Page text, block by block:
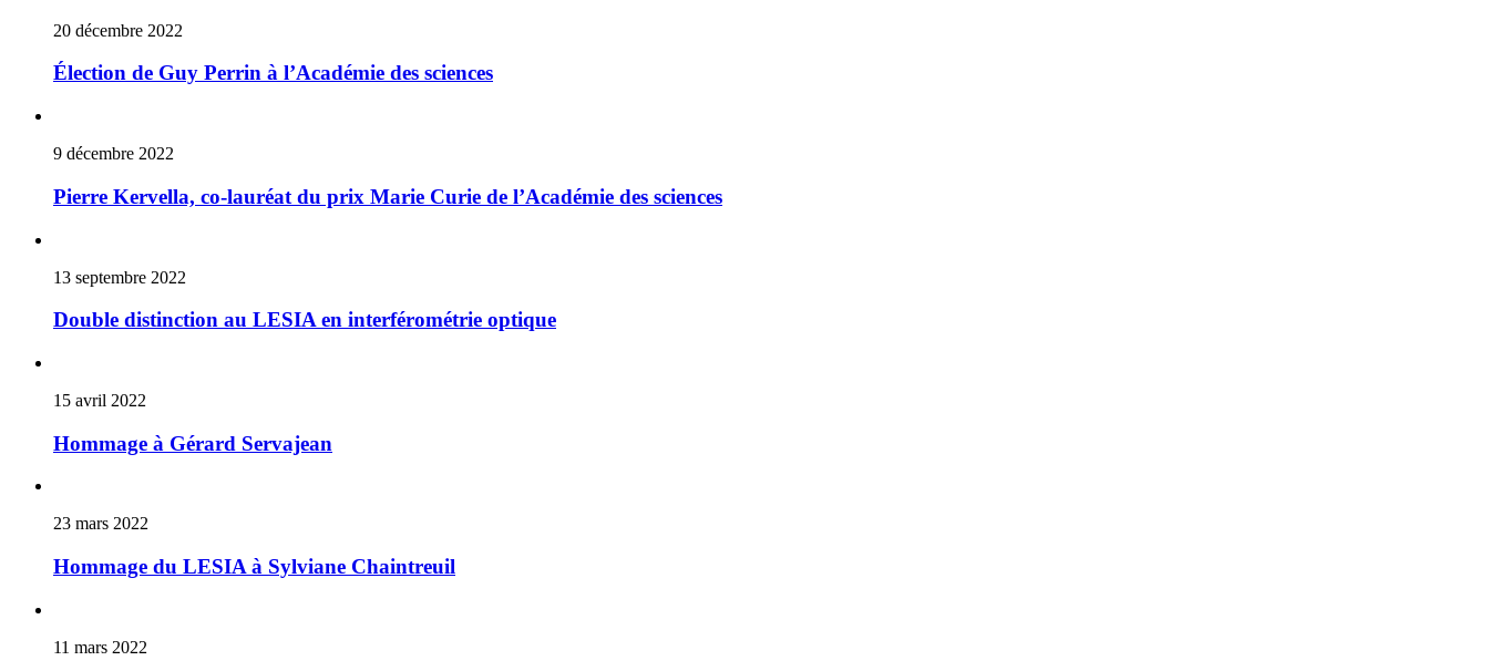
20 décembre 2022
Élection de Guy Perrin à l’Académie des sciences
9 décembre 2022
Pierre Kervella, co-lauréat du prix Marie Curie de l’Académie des sciences
13 septembre 2022
Double distinction au LESIA en interférométrie optique
15 avril 2022
Hommage à Gérard Servajean
23 mars 2022
Hommage du LESIA à Sylviane Chaintreuil
11 mars 2022